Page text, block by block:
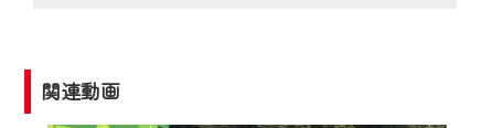
関連動画
ビス向上のため、